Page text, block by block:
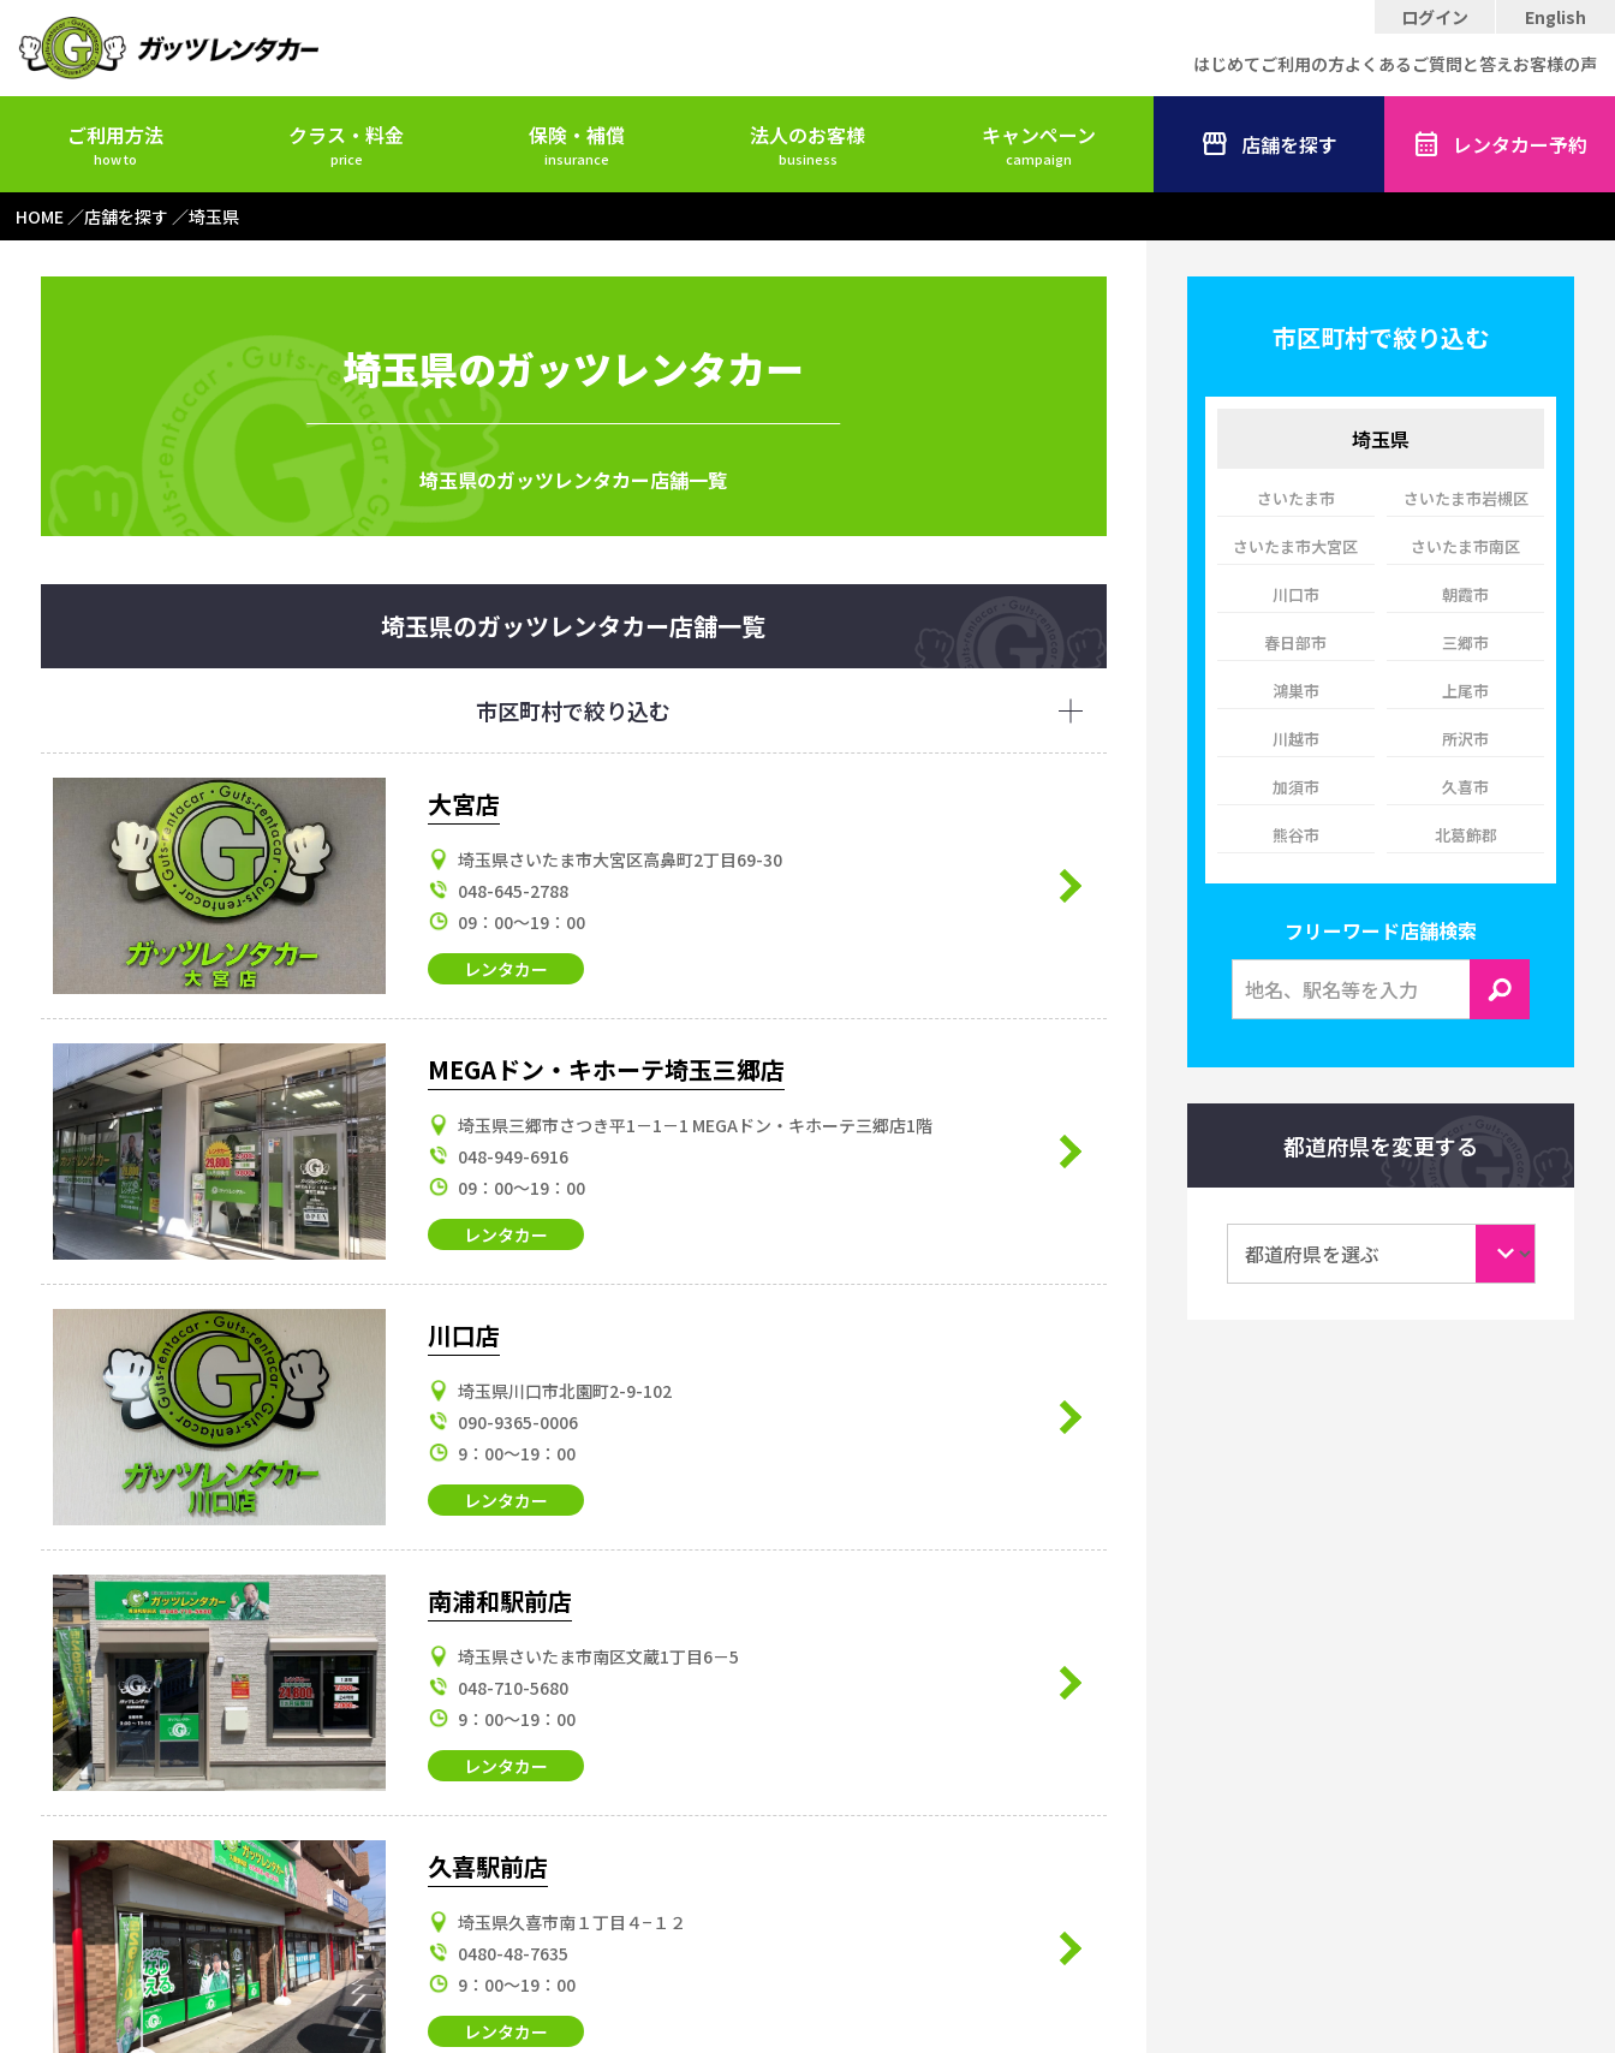
ログイン
English
はじめてご利用の方よくあるご質問と答えお客様の声
ご利用方法
how to
クラス・料金
price
保険・補償
insurance
法人のお客様
business
キャンペーン
campaign 店舗を探す レンタカー予約
HOME 店舗を探す 埼玉県
埼玉県のガッツレンタカー
埼玉県のガッツレンタカー店舗一覧
埼玉県のガッツレンタカー店舗一覧
市区町村で絞り込む
大宮店
埼玉県さいたま市大宮区高鼻町2丁目69-30
048-645-2788
09：00～19：00
レンタカー
MEGAドン・キホーテ埼玉三郷店
埼玉県三郷市さつき平1－1－1 MEGAドン・キホーテ三郷店1階
048-949-6916
09：00～19：00
レンタカー
川口店
埼玉県川口市北園町2-9-102
090-9365-0006
9：00～19：00
レンタカー
南浦和駅前店
埼玉県さいたま市南区文蔵1丁目6－5
048-710-5680
9：00～19：00
レンタカー
久喜駅前店
埼玉県久喜市南１丁目４−１２
0480-48-7635
9：00～19：00
レンタカー
市区町村で絞り込む
埼玉県
さいたま市 さいたま市岩槻区
さいたま市大宮区 さいたま市南区
川口市 朝霞市
春日部市 三郷市
鴻巣市 上尾市
川越市 所沢市
加須市 久喜市
熊谷市 北葛飾郡
フリーワード店舗検索
都道府県を変更する